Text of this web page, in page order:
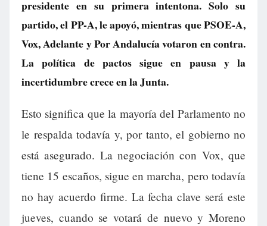
presidente en su primera intentona. Solo su
partido, el PP-A, le apoyó, mientras que PSOE-A,
Vox, Adelante y Por Andalucía votaron en contra.
La política de pactos sigue en pausa y la
incertidumbre crece en la Junta.
Esto significa que la mayoría del Parlamento no
le respalda todavía y, por tanto, el gobierno no
está asegurado. La negociación con Vox, que
tiene 15 escaños, sigue en marcha, pero todavía
no hay acuerdo firme. La fecha clave será este
jueves, cuando se votará de nuevo y Moreno